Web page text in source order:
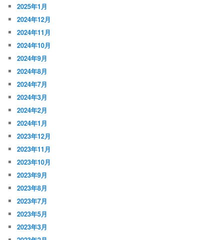
2025年1月
2024年12月
2024年11月
2024年10月
2024年9月
2024年8月
2024年7月
2024年3月
2024年2月
2024年1月
2023年12月
2023年11月
2023年10月
2023年9月
2023年8月
2023年7月
2023年5月
2023年3月